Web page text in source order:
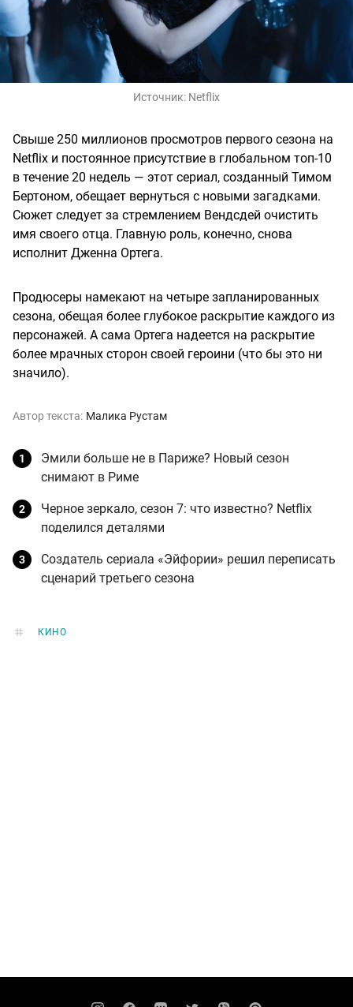
Источник: Netflix
Свыше 250 миллионов просмотров первого сезона на
Netflix и постоянное присутствие в глобальном топ-10
в течение 20 недель — этот сериал, созданный Тимом
Бертоном, обещает вернуться с новыми загадками.
Сюжет следует за стремлением Вендсдей очистить
имя своего отца. Главную роль, конечно, снова
исполнит Дженна Ортега.
Продюсеры намекают на четыре запланированных
сезона, обещая более глубокое раскрытие каждого из
персонажей. А сама Ортега надеется на раскрытие
более мрачных сторон своей героини (что бы это ни
значило).
Автор текста: Малика Рустам
Эмили больше не в Париже? Новый сезон
снимают в Риме
Черное зеркало, сезон 7: что известно? Netflix
поделился деталями
Создатель сериала «Эйфории» решил переписать
сценарий третьего сезона
КИНО